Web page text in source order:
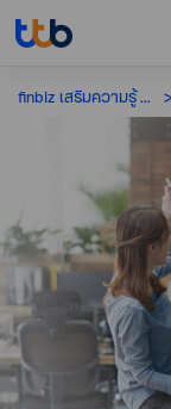
finbiz เสริมความรู้ SME